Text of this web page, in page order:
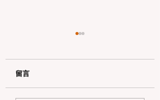
留言